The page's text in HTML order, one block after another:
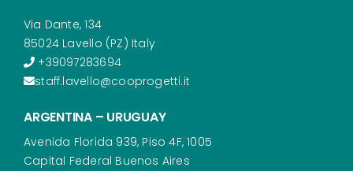
Via Dante, 134
85024 Lavello (PZ) Italy
+39097283694
staff.lavello@cooprogetti.it
ARGENTINA – URUGUAY
Avenida Florida 939, Piso 4F, 1005
Capital Federal Buenos Aires